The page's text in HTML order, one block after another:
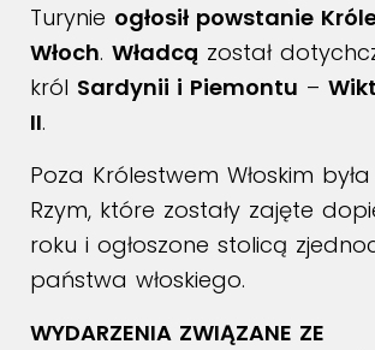
Turynie ogłosił powstanie
Włoch. Władcą został
król Sardynii i Piemontu –
II.
Poza Królestwem Włoskim
Rzym, które zostały zajęte
roku i ogłoszone stolicą
państwa włoskiego.
WYDARZENIA ZWIĄZANE ZE